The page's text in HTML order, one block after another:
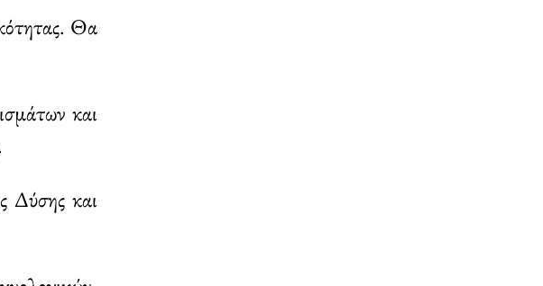
Θα
και
Δύσης και